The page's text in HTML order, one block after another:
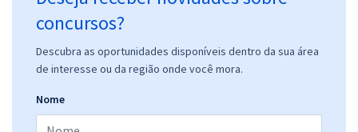
concursos?
Descubra as oportunidades disponíveis dentro da sua área
de interesse ou da região onde você mora.
Nome